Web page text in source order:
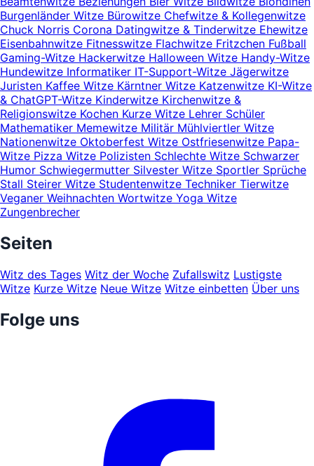
Burgenländer Witze Bürowitze Chefwitze & Kollegenwitze
Chuck Norris Corona Datingwitze & Tinderwitze Ehewitze
Eisenbahnwitze Fitnesswitze Flachwitze Fritzchen Fußball
Gaming-Witze Hackerwitze Halloween Witze Handy-Witze
Hundewitze Informatiker IT-Support-Witze Jägerwitze
Juristen Kaffee Witze Kärntner Witze Katzenwitze KI-Witze
& ChatGPT-Witze Kinderwitze Kirchenwitze &
Religionswitze Kochen Kurze Witze Lehrer Schüler
Mathematiker Memewitze Militär Mühlviertler Witze
Nationenwitze Oktoberfest Witze Ostfriesenwitze Papa-
Witze Pizza Witze Polizisten Schlechte Witze Schwarzer
Humor Schwiegermutter Silvester Witze Sportler Sprüche
Stall Steirer Witze Studentenwitze Techniker Tierwitze
Veganer Weihnachten Wortwitze Yoga Witze
Zungenbrecher
Seiten
Witz des Tages Witz der Woche Zufallswitz Lustigste
Witze Kurze Witze Neue Witze Witze einbetten Über uns
Folge uns